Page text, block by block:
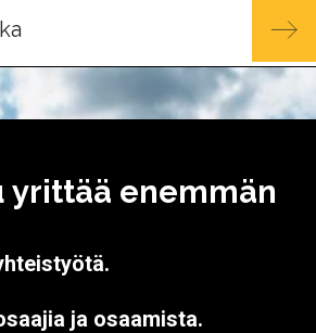
yrittää enemmän
ja osaamista.